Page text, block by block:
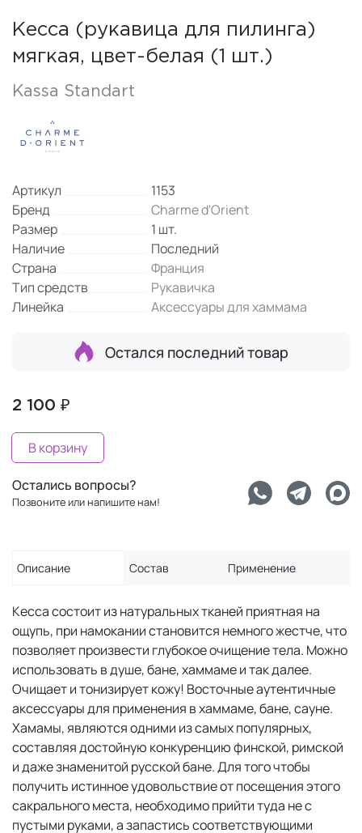
Кесса (рукавица для пилинга)
мягкая, цвет-белая (1 шт.)
Kassa Standart
Артикул
1153
Бренд
Charme d'Orient
Размер
1 шт.
Наличие
Последний
Страна
Франция
Тип средств
Рукавичка
Линейка
Аксессуары для хаммама
Остался последний товар
2 100 ₽
В корзину
Остались вопросы?
Позвоните или напишите нам!
Описание Состав Применение
Кесса состоит из натуральных тканей приятная на
ощупь, при намокании становится немного жестче, что
позволяет произвести глубокое очищение тела. Можно
использовать в душе, бане, хаммаме и так далее.
Очищает и тонизирует кожу! Восточные аутентичные
аксессуары для применения в хаммаме, бане, сауне.
Хамамы, являются одними из самых популярных,
составляя достойную конкуренцию финской, римской
и даже знаменитой русской бане. Для того чтобы
получить истинное удовольствие от посещения этого
сакрального места, необходимо прийти туда не с
пустыми руками, а запастись соответствующими